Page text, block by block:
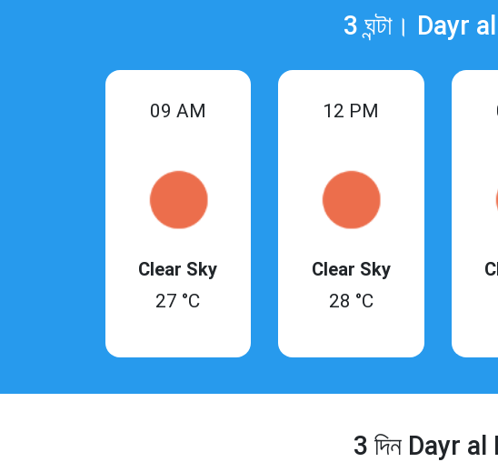
3 ঘন্টা। Dayr
09 AM
Clear Sky
27 °C
12 PM
Clear Sky
28 °C
3 দিন Dayr al